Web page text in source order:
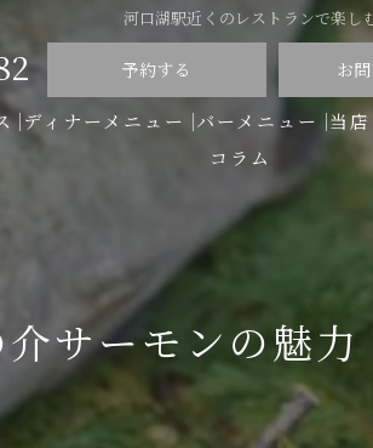
河口湖駅近くのレストランで楽し
予約する お
ディナーメニュー バーメニュー 当
コラム
サーモンの魅力